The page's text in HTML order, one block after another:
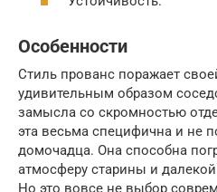
Особенности
Стиль прованс поражает
удивительным образом
замысла со скромностью
эта весьма специфична и не
домочадца. Она способна
атмосферу старины и
Но это вовсе не выбор